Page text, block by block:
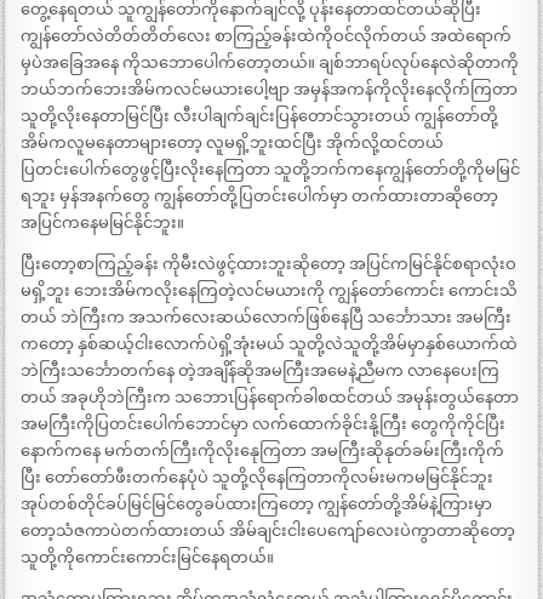
တွေ့နေရတယ် သူကျွန်တော်ကိုနောက်ချင်လို့ ပုန်းနေတာထင်တယ်ဆိုပြီး
ကျွန်တော်လဲတိတ်တိတ်လေး စာကြည့်ခန်းထဲကိုဝင်လိုက်တယ် အထဲရောက်
မှပဲအခြေအနေ ကိုသဘောပေါက်တော့တယ်။ ချစ်ဘာရပ်လုပ်နေလဲဆိုတာကို
ဘယ်ဘက်ဘေးအိမ်ကလင်မယားပေါ့ဗျာ အမှန်အကန်ကိုလိုးနေလိုက်ကြတာ
သူတို့လိုးနေတာမြင်ပြီး လီးပါချက်ချင်းပြန်တောင်သွားတယ် ကျွန်တော်တို့
အိမ်ကလူမနေတာများတော့ လူမရှိ့ဘူးထင်ပြီး အိုက်လို့ထင်တယ်
ပြတင်းပေါက်တွေဖွင့်ပြီးလိုးနေကြတာ သူတို့ဘက်ကနေကျွန်တော်တို့ကိုမမြင်
ရဘူး မှန်အနက်တွေ ကျွန်တော်တို့ပြတင်းပေါက်မှာ တက်ထားတာဆိုတော့
အပြင်ကနေမမြင်နိုင်ဘူး။
ပြီးတော့စာကြည့်ခန်း ကိုမီးလဲဖွင့်ထားဘူးဆိုတော့ အပြင်ကမြင်နိုင်စရာလုံးဝ
မရှိ့ဘူး ဘေးအိမ်ကလိုးနေကြတဲ့လင်မယားကို ကျွန်တော်ကောင်း ကောင်းသိ
တယ် ဘဲကြီးက အသက်လေးဆယ်လောက်ဖြစ်နေပြီ သင်္ဘောသား အမကြီး
ကတော့ နှစ်ဆယ့်ငါးလောက်ပဲရှိ့အုံးမယ် သူတို့လဲသူတို့အိမ်မှာနှစ်ယောက်ထဲ
ဘဲကြီးသင်္ဘောတက်နေ တဲ့အချိန်ဆိုအမကြီးအမေနဲ့ညီမက လာနေပေးကြ
တယ် အခုဟိုဘဲကြီးက သဘောၤပြန်ရောက်ခါစထင်တယ် အမုန်းတွယ်နေတာ
အမကြီးကိုပြတင်းပေါက်ဘောင်မှာ လက်ထောက်ခိုင်းနို့ကြီး တွေကိုကိုင်ပြီး
နောက်ကနေ မက်တက်ကြီးကိုလိုးနေုကြတာ အမကြီးဆိုနုတ်ခမ်းကြီးကိုက်
ပြီး တော်တော်ဖီးတက်နေပုံပဲ သူတို့လိုနေကြတာကိုလမ်းမကမမြင်နိုင်ဘူး
အုပ်တစ်တိုင်ခပ်မြင်မြင်တွေခပ်ထားကြတော့ ကျွန်တော်တို့အိမ်နဲ့ကြားမှာ
တော့သံဇကာပဲတက်ထားတယ် အိမ်ချင်းငါးပေကျော်လေးပဲကွာတာဆိုတော့
သူတို့ကိုကောင်းကောင်းမြင်နေရတယ်။